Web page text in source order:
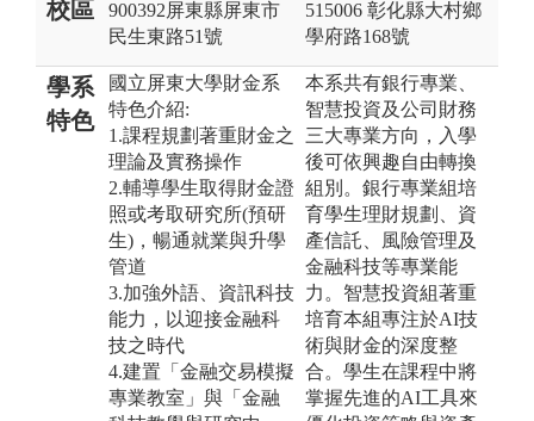
校區
900392屏東縣屏東市
民生東路51號
515006 彰化縣大村鄉
學府路168號
學系
特色
國立屏東大學財金系
特色介紹:
1.課程規劃著重財金之
理論及實務操作
2.輔導學生取得財金證
照或考取研究所(預研
生)，暢通就業與升學
管道
3.加強外語、資訊科技
能力，以迎接金融科
技之時代
4.建置「金融交易模擬
專業教室」與「金融
本系共有銀行專業、
智慧投資及公司財務
三大專業方向，入學
後可依興趣自由轉換
組別。銀行專業組培
育學生理財規劃、資
產信託、風險管理及
金融科技等專業能
力。智慧投資組著重
培育本組專注於AI技
術與財金的深度整
合。學生在課程中將
掌握先進的AI工具來